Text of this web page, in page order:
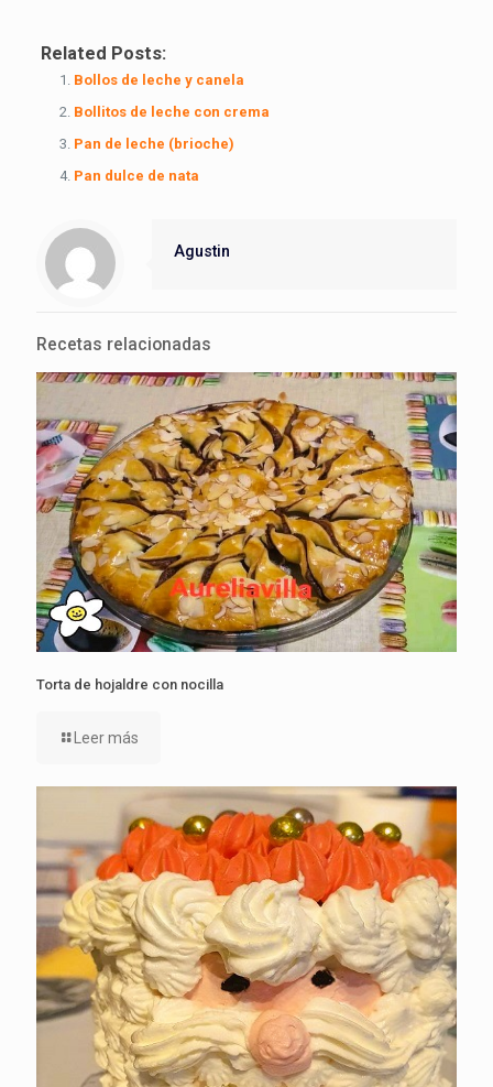
Related Posts:
Bollos de leche y canela
Bollitos de leche con crema
Pan de leche (brioche)
Pan dulce de nata
Agustin
Recetas relacionadas
Torta de hojaldre con nocilla
Leer más